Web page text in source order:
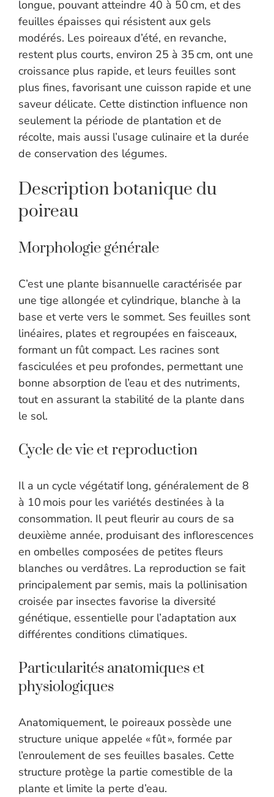
longue, pouvant atteindre 40 à 50 cm, et des
feuilles épaisses qui résistent aux gels
modérés. Les poireaux d’été, en revanche,
restent plus courts, environ 25 à 35 cm, ont une
croissance plus rapide, et leurs feuilles sont
plus fines, favorisant une cuisson rapide et une
saveur délicate. Cette distinction influence non
seulement la période de plantation et de
récolte, mais aussi l’usage culinaire et la durée
de conservation des légumes.
Description botanique du
poireau
Morphologie générale
C’est une plante bisannuelle caractérisée par
une tige allongée et cylindrique, blanche à la
base et verte vers le sommet. Ses feuilles sont
linéaires, plates et regroupées en faisceaux,
formant un fût compact. Les racines sont
fasciculées et peu profondes, permettant une
bonne absorption de l’eau et des nutriments,
tout en assurant la stabilité de la plante dans
le sol.
Cycle de vie et reproduction
Il a un cycle végétatif long, généralement de 8
à 10 mois pour les variétés destinées à la
consommation. Il peut fleurir au cours de sa
deuxième année, produisant des inflorescences
en ombelles composées de petites fleurs
blanches ou verdâtres. La reproduction se fait
principalement par semis, mais la pollinisation
croisée par insectes favorise la diversité
génétique, essentielle pour l’adaptation aux
différentes conditions climatiques.
Particularités anatomiques et
physiologiques
Anatomiquement, le poireaux possède une
structure unique appelée « fût », formée par
l’enroulement de ses feuilles basales. Cette
structure protège la partie comestible de la
plante et limite la perte d’eau.